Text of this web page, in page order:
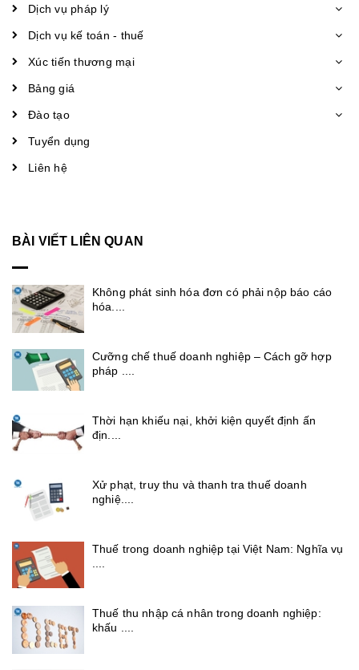
Dịch vụ pháp lý
Dịch vụ kế toán - thuế
Xúc tiến thương mại
Bảng giá
Đào tạo
Tuyển dụng
Liên hệ
BÀI VIẾT LIÊN QUAN
Không phát sinh hóa đơn có phải nộp báo cáo
hóa....
Cưỡng chế thuế doanh nghiệp – Cách gỡ hợp
pháp ....
Thời hạn khiếu nại, khởi kiện quyết định ấn
địn....
Xử phạt, truy thu và thanh tra thuế doanh
nghiệ....
Thuế trong doanh nghiệp tại Việt Nam: Nghĩa vụ
Thuế thu nhập cá nhân trong doanh nghiệp:
khấu ....